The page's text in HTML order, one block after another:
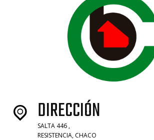
DIRECCIÓN
SALTA 446 ,
RESISTENCIA, CHACO